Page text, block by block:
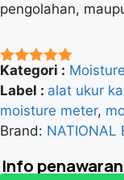
pengolahan,
★★★★★
Kategori :
Label : alat ukur
moisture meter,
Brand: NATIONAL
Info